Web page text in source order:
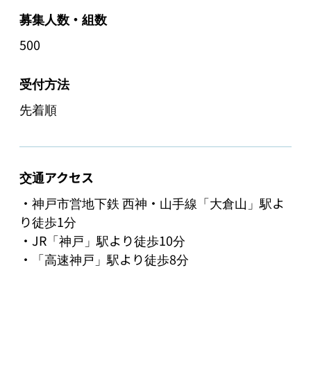
募集人数・組数
500
受付方法
先着順
交通アクセス
・神戸市営地下鉄 西神・山手線「大倉山」駅よ
り徒歩1分
・JR「神戸」駅より徒歩10分
・「高速神戸」駅より徒歩8分